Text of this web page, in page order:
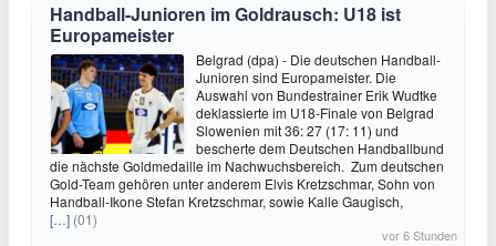
Handball-Junioren im Goldrausch: U18 ist
Europameister
Belgrad (dpa) - Die deutschen Handball-
Junioren sind Europameister. Die
Auswahl von Bundestrainer Erik Wudtke
deklassierte im U18-Finale von Belgrad
Slowenien mit 36: 27 (17: 11) und
bescherte dem Deutschen Handballbund
die nächste Goldmedaille im Nachwuchsbereich. Zum deutschen
Gold-Team gehören unter anderem Elvis Kretzschmar, Sohn von
Handball-Ikone Stefan Kretzschmar, sowie Kalle Gaugisch,
[…] (01)
vor 6 Stunden